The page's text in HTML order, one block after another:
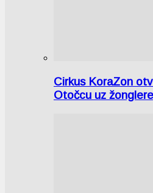
Cirkus KoraZon
Otočcu uz